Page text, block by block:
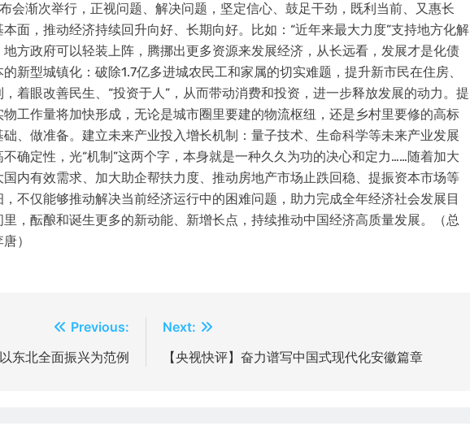
会渐次举行，正视问题、解决问题，坚定信心、鼓足干劲，既利当前、又惠长
面，推动经济持续回升向好、长期向好。比如：“近年来最大力度”支持地方化解
方政府可以轻装上阵，腾挪出更多资源来发展经济，从长远看，发展才是化债
新型城镇化：破除1.7亿多进城农民工和家属的切实难题，提升新市民在住房、
着眼改善民生、“投资于人”，从而带动消费和投资，进一步释放发展的动力。提
工作量将加快形成，无论是城市圈里要建的物流枢纽，还是乡村里要修的高标
、做准备。建立未来产业投入增长机制：量子技术、生命科学等未来产业发展
确定性，光“机制”这两个字，本身就是一种久久为功的决心和定力……随着加大
内有效需求、加大助企帮扶力度、推动房地产市场止跌回稳、提振资本市场等
不仅能够推动解决当前经济运行中的困难问题，助力完成全年经济社会发展目
，酝酿和诞生更多的新动能、新增长点，持续推动中国经济高质量发展。（总
）
Previous:
东北全面振兴为范例
Next:
【央视快评】奋力谱写中国式现代化安徽篇章